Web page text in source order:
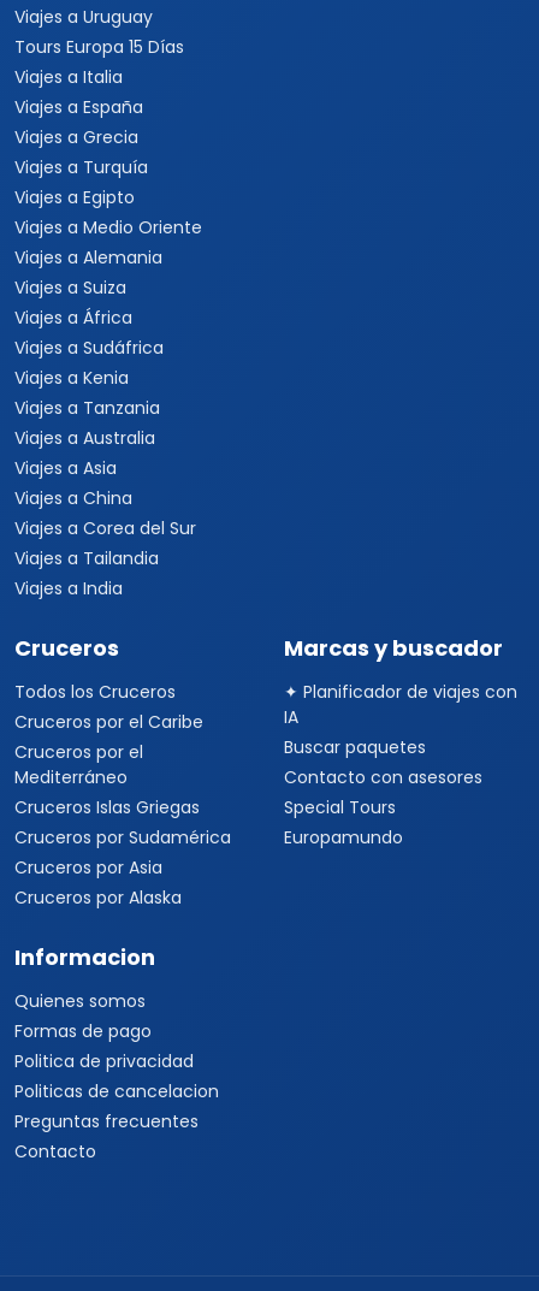
Viajes a Uruguay
Tours Europa 15 Días
Viajes a Italia
Viajes a España
Viajes a Grecia
Viajes a Turquía
Viajes a Egipto
Viajes a Medio Oriente
Viajes a Alemania
Viajes a Suiza
Viajes a África
Viajes a Sudáfrica
Viajes a Kenia
Viajes a Tanzania
Viajes a Australia
Viajes a Asia
Viajes a China
Viajes a Corea del Sur
Viajes a Tailandia
Viajes a India
Cruceros
Todos los Cruceros
Cruceros por el Caribe
Cruceros por el
Mediterráneo
Cruceros Islas Griegas
Cruceros por Sudamérica
Cruceros por Asia
Cruceros por Alaska
Marcas y buscador
✦ Planificador de viajes con
IA
Buscar paquetes
Contacto con asesores
Special Tours
Europamundo
Informacion
Quienes somos
Formas de pago
Politica de privacidad
Politicas de cancelacion
Preguntas frecuentes
Contacto